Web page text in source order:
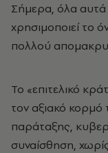
Σήμερα, όλα αυτά
χρησιμοποιεί το
πολλού
Το «επιτελικό
τον αξιακό κορμό
παράταξης,
συναίσθηση,